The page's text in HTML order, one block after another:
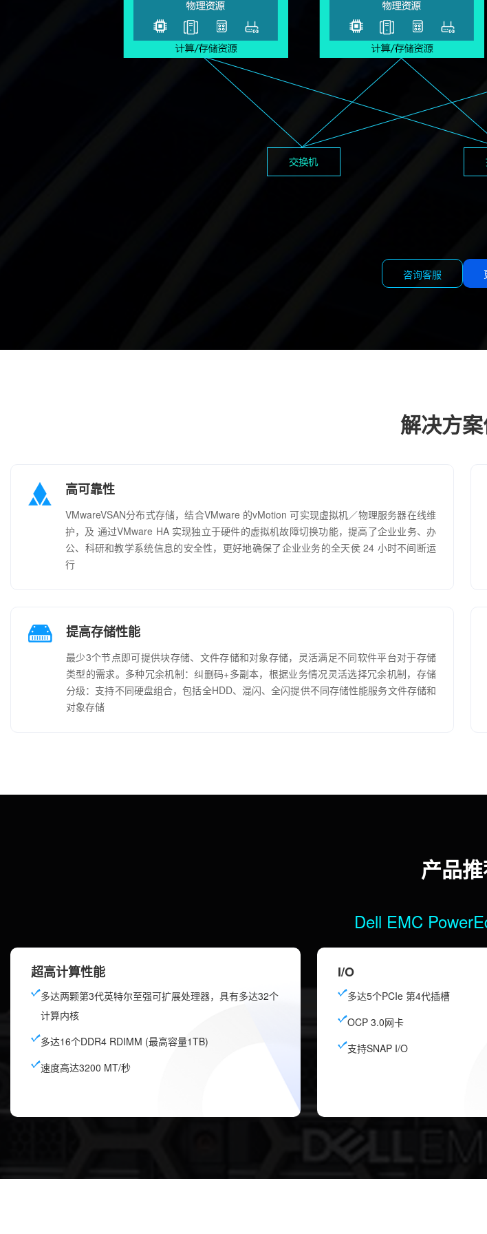
咨询客服
解决方
高可靠性
VMwareVSAN分布式存储，结合VMware 的vMotion 可实现虚拟机／物理服务器在线维
护，及 通过VMware HA 实现独立于硬件的虚拟机故障切换功能，提高了企业业务、办
公、科研和教学系统信息的安全性，更好地确保了企业业务的全天侯 24 小时不间断运
行
提高存储性能
最少3个节点即可提供块存储、文件存储和对象存储，灵活满足不同软件平台对于存储
类型的需求。多种冗余机制：纠删码+多副本，根据业务情况灵活选择冗余机制，存储
分级：支持不同硬盘组合，包括全HDD、混闪、全闪提供不同存储性能服务文件存储和
对象存储
产品
Dell EMC
超高计算性能
多达两颗第3代英特尔至强可扩展处理器，具有多达32个
计算内核
多达16个DDR4 RDIMM (最高容量1TB)
速度高达3200 MT/秒
I/O
多达5个PCIe 第4代插槽
OCP 3.0网卡
支持SNAP I/O